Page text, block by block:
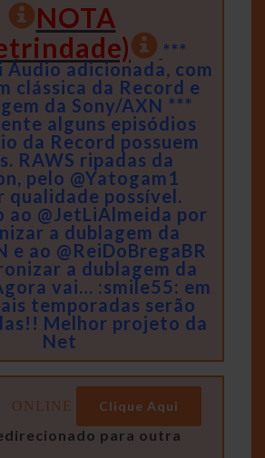
NOTA
***
Áudio adicionada, com
clássica da Record e
da Sony/AXN ***
alguns episódios
da Record possuem
RAWS ripadas da
pelo @Yatogam1
qualidade possível.
ao @JetLiAlmeida por
a dublagem da
e ao @ReiDoBregaBR
a dublagem da
vai… :smile55: em
temporadas serão
Melhor projeto da
Net
ONLINE Clique Aqui
para outra